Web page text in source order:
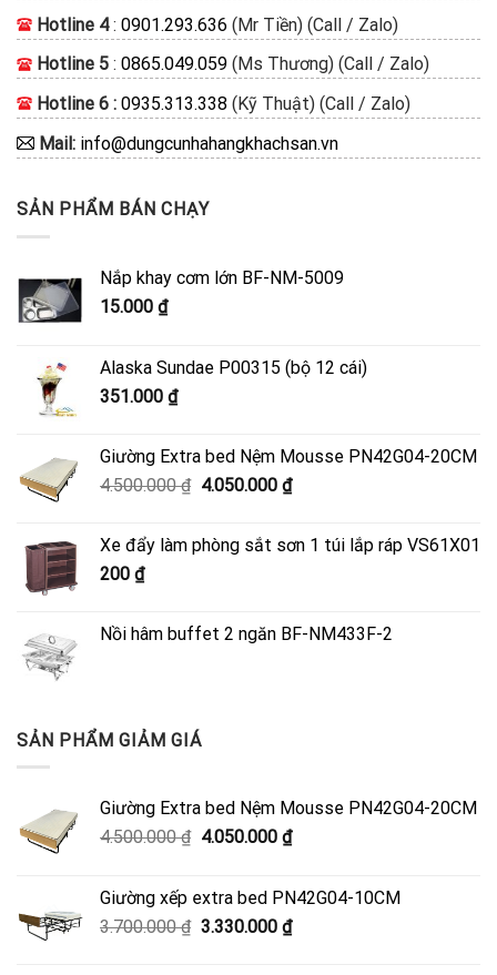
Hotline 4: 0901.293.636 (Mr Tiền) (Call / Zalo)
Hotline 5 : 0865.049.059 (Ms Thương) (Call / Zalo)
Hotline 6 : 0935.313.338 (Kỹ Thuật) (Call / Zalo)
Mail: info@dungcunhahangkhachsan.vn
SẢN PHẨM BÁN CHẠY
Nắp khay cơm lớn BF-NM-5009
15.000 ₫
Alaska Sundae P00315 (bộ 12 cái)
351.000 ₫
Giường Extra bed Nệm Mousse PN42G04-20CM
4.500.000₫ Giá
4.500.000 ₫.
4.050.000 ₫Giá
là:
Xe đẩy làm phòng sắt sơn 1 túi lắp ráp VS61X01
200 ₫
Nồi hâm buffet 2 ngăn BF-NM433F-2
SẢN PHẨM GIẢM GIÁ
Giường Extra bed Nệm Mousse PN42G04-20CM
4.500.000₫ Giá
4.500.000 ₫.
4.050.000 ₫Giá
là:
4.050.000 ₫.
Giường xếp extra bed PN42G04-10CM
3.700.000₫ Giá
3.330.000 ₫Giá